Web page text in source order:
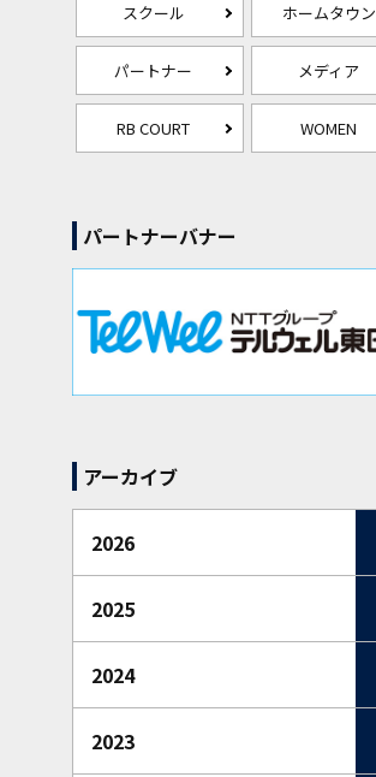
スクール ホームタウン
パートナー メディア
RB COURT WOMEN
パートナーバナー
アーカイブ
2026
2025
2024
2023